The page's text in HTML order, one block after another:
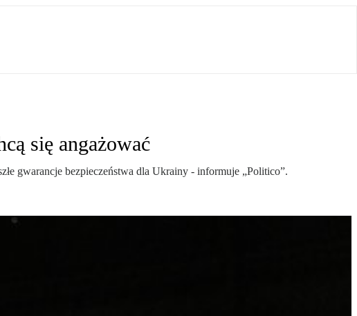
się angażować
gwarancje bezpieczeństwa dla Ukrainy - informuje „Politico”.